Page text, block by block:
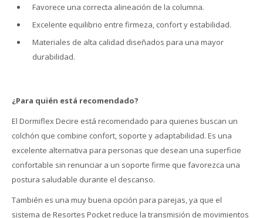
Favorece una correcta alineación de la columna.
Excelente equilibrio entre firmeza, confort y estabilidad.
Materiales de alta calidad diseñados para una mayor
durabilidad.
¿Para quién está recomendado?
El Dormiflex Decire está recomendado para quienes buscan un
colchón que combine confort, soporte y adaptabilidad. Es una
excelente alternativa para personas que desean una superficie
confortable sin renunciar a un soporte firme que favorezca una
postura saludable durante el descanso.
También es una muy buena opción para parejas, ya que el
sistema de Resortes Pocket reduce la transmisión de movimientos